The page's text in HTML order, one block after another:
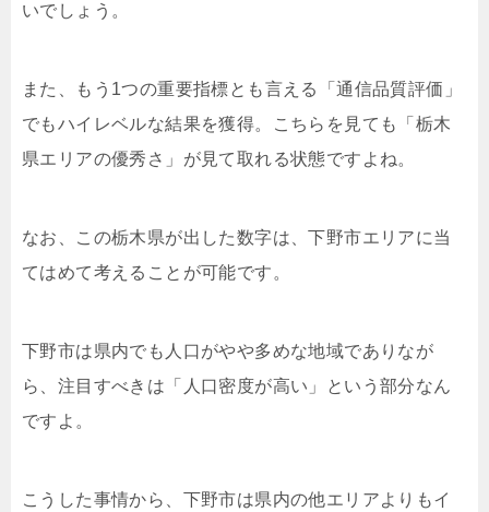
いでしょう。
また、もう1つの重要指標とも言える「通信品質評価」
でもハイレベルな結果を獲得。こちらを見ても「栃木
県エリアの優秀さ」が見て取れる状態ですよね。
なお、この栃木県が出した数字は、下野市エリアに当
てはめて考えることが可能です。
下野市は県内でも人口がやや多めな地域でありなが
ら、注目すべきは「人口密度が高い」という部分なん
ですよ。
こうした事情から、下野市は県内の他エリアよりもイ